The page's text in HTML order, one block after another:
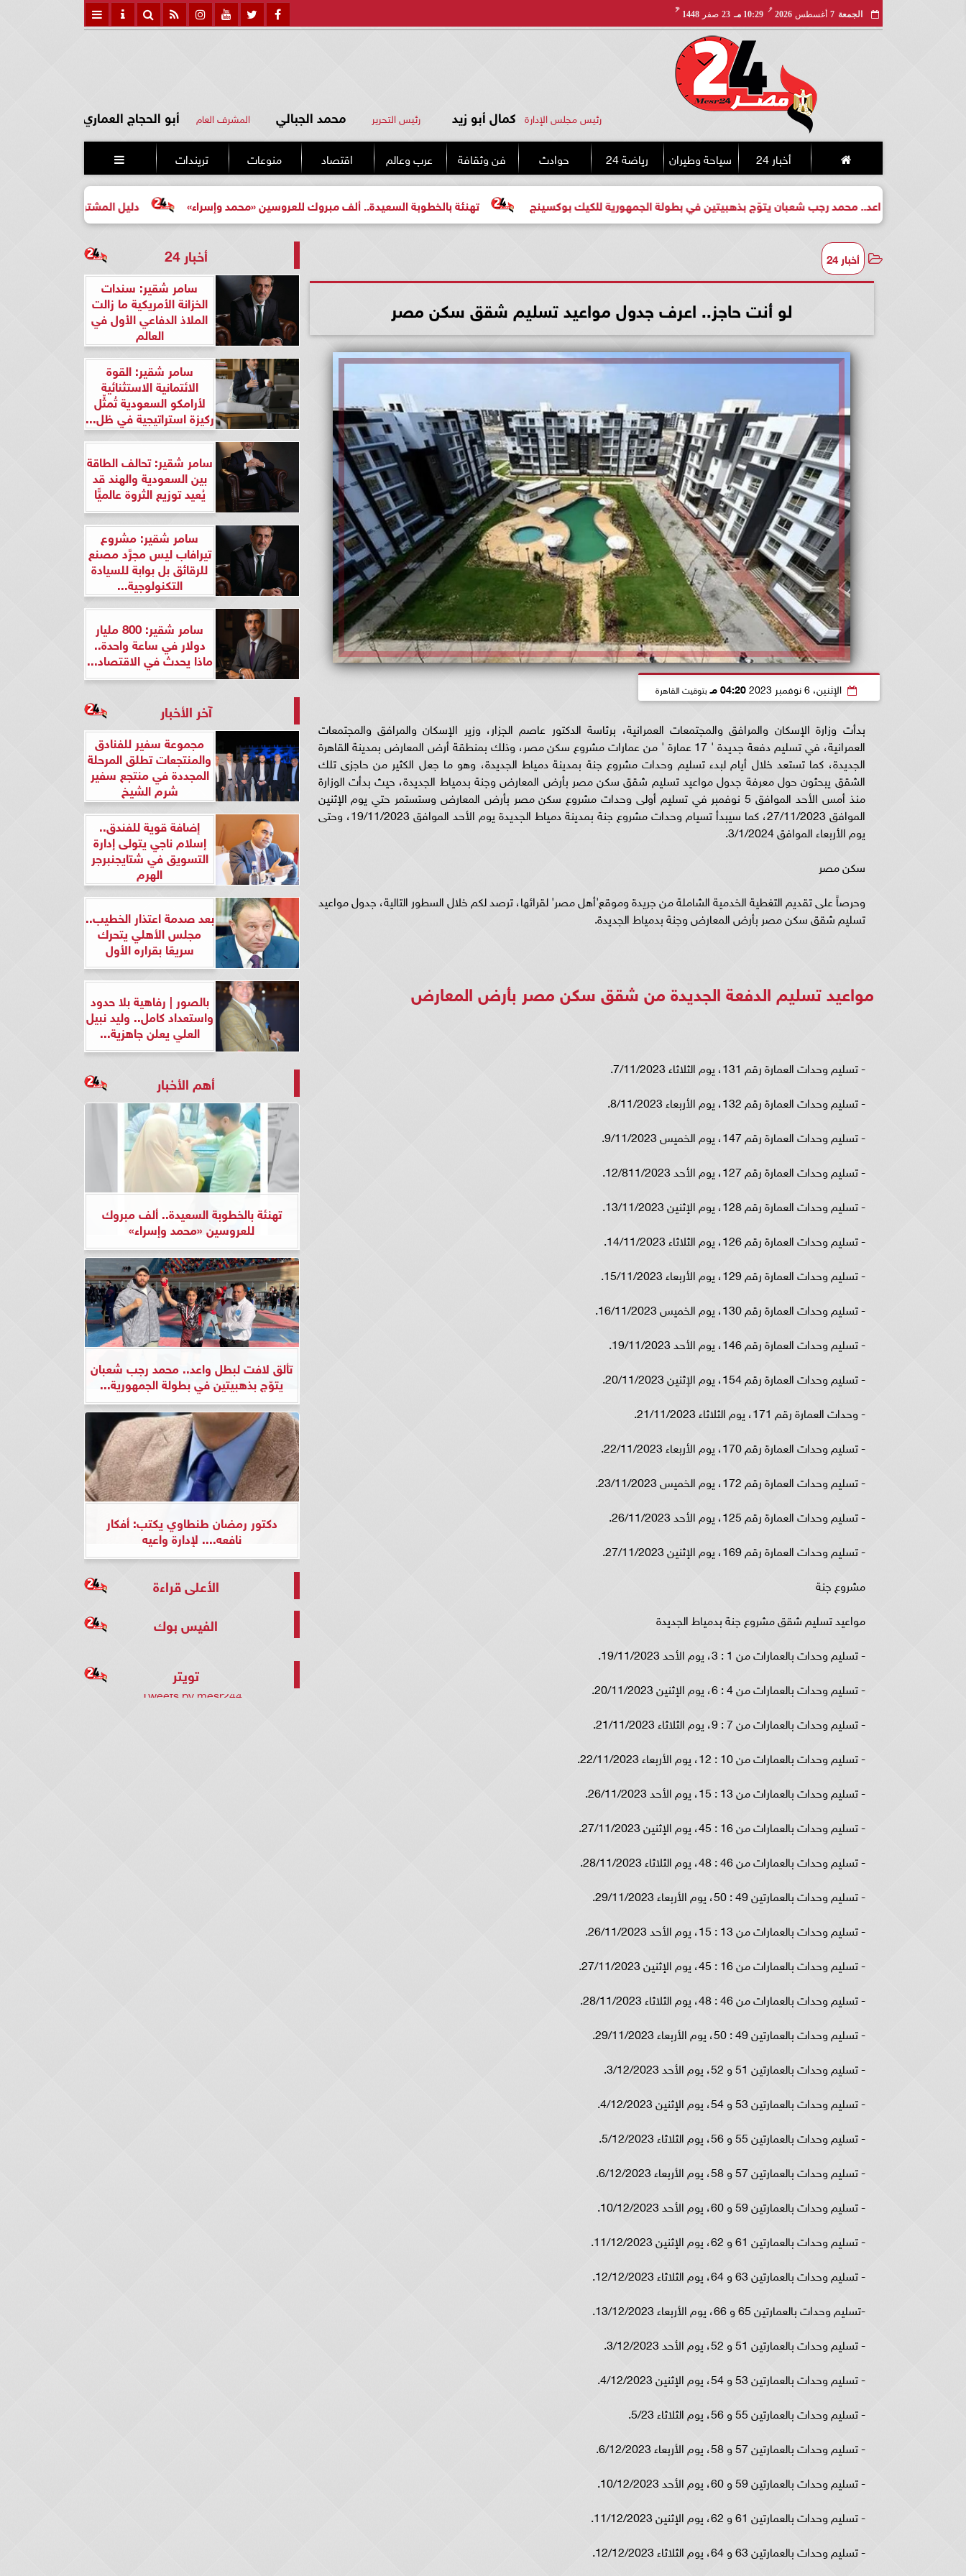
الجمعة 7 أغسطس 2026
مـ
10:29 مـ 23 صفر 1448
هـ
رئيس مجلس الإدارة كمال أبو زيد رئيس التحرير محمد الجبالي المشرف العام أبو الحجاج العماري
أخبار 24 سياحة وطيران رياضة 24 حوادث فن وثقافة عرب وعالم اقتصاد منوعات تريندات 
دليل المشتري لأول مرة لاختيار مشروع عقاري تهنئة بالخطوبة السعيدة.. ألف مبروك للعروسين «محمد وإسراء» محمد رجب شعبان يتوّج بذهبيتين في بطولة الجمهورية للكيك بوكسينج
أخبار 24
لو أنت حاجز.. اعرف جدول مواعيد تسليم شقق سكن مصر
الإثنين، 6 نوفمبر 2023 04:20 مـ بتوقيت القاهرة
بدأت وزارة الإسكان والمرافق والمجتمعات العمرانية، برئاسة الدكتور عاصم الجزار، وزير الإسكان والمرافق والمجتمعات
العمرانية، في تسليم دفعة جديدة ' 17 عمارة ' من عمارات مشروع سكن مصر، وذلك بمنطقة أرض المعارض بمدينة القاهرة
الجديدة، كما تستعد خلال أيام لبدء تسليم وحدات مشروع جنة بمدينة دمياط الجديدة، وهو ما جعل الكثير من حاجزى تلك
الشقق يبحثون حول معرفة جدول مواعيد تسليم شقق سكن مصر بأرض المعارض وجنة بدمياط الجديدة، حيث بدأت الوزارة
منذ أمس الأحد الموافق 5 نوفمبر في تسليم أولى وحدات مشروع سكن مصر بأرض المعارض وستستمر حتي يوم الإثنين
الموافق 27/11/2023، كما سيبدأ تسيام وحدات مشروع جنة بمدينة دمياط الجديدة يوم الأحد الموافق 19/11/2023، وحتى
يوم الأربعاء الموافق 3/1/2024.
سكن مصر
وحرصاً على تقديم التغطية الخدمية الشاملة من جريدة وموقع'أهل مصر' لقرائها، ترصد لكم خلال السطور التالية، جدول مواعيد
تسليم شقق سكن مصر بأرض المعارض وجنة بدمياط الجديدة.
مواعيد تسليم الدفعة الجديدة من شقق سكن مصر بأرض المعارض
- تسليم وحدات العمارة رقم 131، يوم الثلاثاء 7/11/2023.
- تسليم وحدات العمارة رقم 132، يوم الأربعاء 8/11/2023.
- تسليم وحدات العمارة رقم 147، يوم الخميس 9/11/2023.
- تسليم وحدات العمارة رقم 127، يوم الأحد 12/811/2023.
- تسليم وحدات العمارة رقم 128، يوم الإثنين 13/11/2023.
- تسليم وحدات العمارة رقم 126، يوم الثلاثاء 14/11/2023.
- تسليم وحدات العمارة رقم 129، يوم الأربعاء 15/11/2023.
- تسليم وحدات العمارة رقم 130، يوم الخميس 16/11/2023.
- تسليم وحدات العمارة رقم 146، يوم الأحد 19/11/2023.
- تسليم وحدات العمارة رقم 154، يوم الإثنين 20/11/2023.
- وحدات العمارة رقم 171، يوم الثلاثاء 21/11/2023.
- تسليم وحدات العمارة رقم 170، يوم الأربعاء 22/11/2023.
- تسليم وحدات العمارة رقم 172، يوم الخميس 23/11/2023.
- تسليم وحدات العمارة رقم 125، يوم الأحد 26/11/2023.
- تسليم وحدات العمارة رقم 169، يوم الإثنين 27/11/2023.
مشروع جنة
مواعيد تسليم شقق مشروع جنة بدمياط الجديدة
- تسليم وحدات بالعمارات من 1 : 3، يوم الأحد 19/11/2023.
- تسليم وحدات بالعمارات من 4 : 6، يوم الإثنين 20/11/2023.
- تسليم وحدات بالعمارات من 7 : 9، يوم الثلاثاء 21/11/2023.
- تسليم وحدات بالعمارات من 10 : 12، يوم الأربعاء 22/11/2023.
- تسليم وحدات بالعمارات من 13 : 15، يوم الأحد 26/11/2023.
- تسليم وحدات بالعمارات من 16 : 45، يوم الإثنين 27/11/2023.
- تسليم وحدات بالعمارات من 46 : 48، يوم الثلاثاء 28/11/2023.
- تسليم وحدات بالعمارتين 49 : 50، يوم الأربعاء 29/11/2023.
- تسليم وحدات بالعمارات من 13 : 15، يوم الأحد 26/11/2023.
- تسليم وحدات بالعمارات من 16 : 45، يوم الإثنين 27/11/2023.
- تسليم وحدات بالعمارات من 46 : 48، يوم الثلاثاء 28/11/2023.
- تسليم وحدات بالعمارتين 49 : 50، يوم الأربعاء 29/11/2023.
- تسليم وحدات بالعمارتين 51 و 52، يوم الأحد 3/12/2023.
- تسليم وحدات بالعمارتين 53 و 54، يوم الإثنين 4/12/2023.
- تسليم وحدات بالعمارتين 55 و 56، يوم الثلاثاء 5/12/2023.
- تسليم وحدات بالعمارتين 57 و 58، يوم الأربعاء 6/12/2023.
- تسليم وحدات بالعمارتين 59 و 60، يوم الأحد 10/12/2023.
- تسليم وحدات بالعمارتين 61 و 62، يوم الإثنين 11/12/2023.
- تسليم وحدات بالعمارتين 63 و 64، يوم الثلاثاء 12/12/2023.
-تسليم وحدات بالعمارتين 65 و 66، يوم الأربعاء 13/12/2023.
- تسليم وحدات بالعمارتين 51 و 52، يوم الأحد 3/12/2023.
- تسليم وحدات بالعمارتين 53 و 54، يوم الإثنين 4/12/2023.
- تسليم وحدات بالعمارتين 55 و 56، يوم الثلاثاء 5/23.
- تسليم وحدات بالعمارتين 57 و 58، يوم الأربعاء 6/12/2023.
- تسليم وحدات بالعمارتين 59 و 60، يوم الأحد 10/12/2023.
- تسليم وحدات بالعمارتين 61 و 62، يوم الإثنين 11/12/2023.
- تسليم وحدات بالعمارتين 63 و 64، يوم الثلاثاء 12/12/2023.
أخبار 24
سامر شقير: سندات
الخزانة الأمريكية ما زالت
الملاذ الدفاعي الأول في
العالم
سامر شقير: القوة
الائتمانية الاستثنائية
لأرامكو السعودية تُمثِّل
ركيزة استراتيجية في ظل...
سامر شقير: تحالف الطاقة
بين السعودية والهند قد
يُعيد توزيع الثروة عالميًّا
سامر شقير: مشروع
تيرافاب ليس مجرَّد مصنع
للرقائق بل بوابة للسيادة
التكنولوجية...
سامر شقير: 800 مليار
دولار في ساعة واحدة..
ماذا يحدث في الاقتصاد...
آخر الأخبار
مجموعة سفير للفنادق
والمنتجعات تطلق المرحلة
المجددة في منتجع سفير
شرم الشيخ
إضافة قوية للفندق..
إسلام ناجي يتولى إدارة
التسويق في شتايجنبرجر
الهرم
بعد صدمة اعتذار الخطيب..
مجلس الأهلي يتحرك
سريعًا بقراره الأول
بالصور | رفاهية بلا حدود
واستعداد كامل.. وليد نبيل
العلي يعلن جاهزية...
أهم الأخبار
تهنئة بالخطوبة السعيدة.. ألف مبروك
للعروسين «محمد وإسراء»
تألق لافت لبطل واعد.. محمد رجب شعبان
يتوّج بذهبيتين في بطولة الجمهورية...
دكتور رمضان طنطاوي يكتب: أفكار
نافعه.... لإدارة واعيه
الأعلى قراءة
الفيس بوك
تويتر
Tweets by mesr244